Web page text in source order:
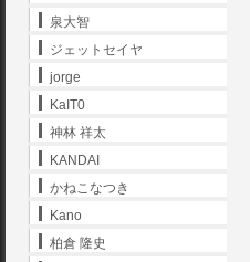
泉大智
ジェットセイヤ
jorge
KaIT0
神林 祥太
KANDAI
かねこなつき
Kano
柏倉 隆史